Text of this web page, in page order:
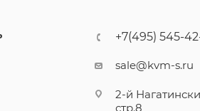
+7(495) 545-
sale@kvm-s.ru
2-й
стр.8